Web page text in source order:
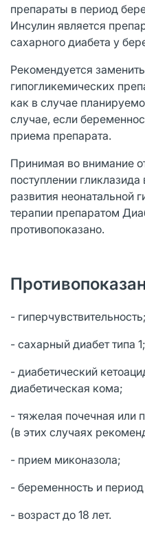
препараты в период
Инсулин является
сахарного диабета у
Рекомендуется
гипогликемических
как в случае
случае, если
приема препарата.
Принимая во внимание
поступлении
развития неонатальной
терапии препаратом
противопоказано.
- гиперчувствительность;
- сахарный диабет типа 1;
- диабетический
диабетическая кома;
- тяжелая почечная или
(в этих случаях
- прием миконазола;
- беременность и
- возраст до 18 лет.